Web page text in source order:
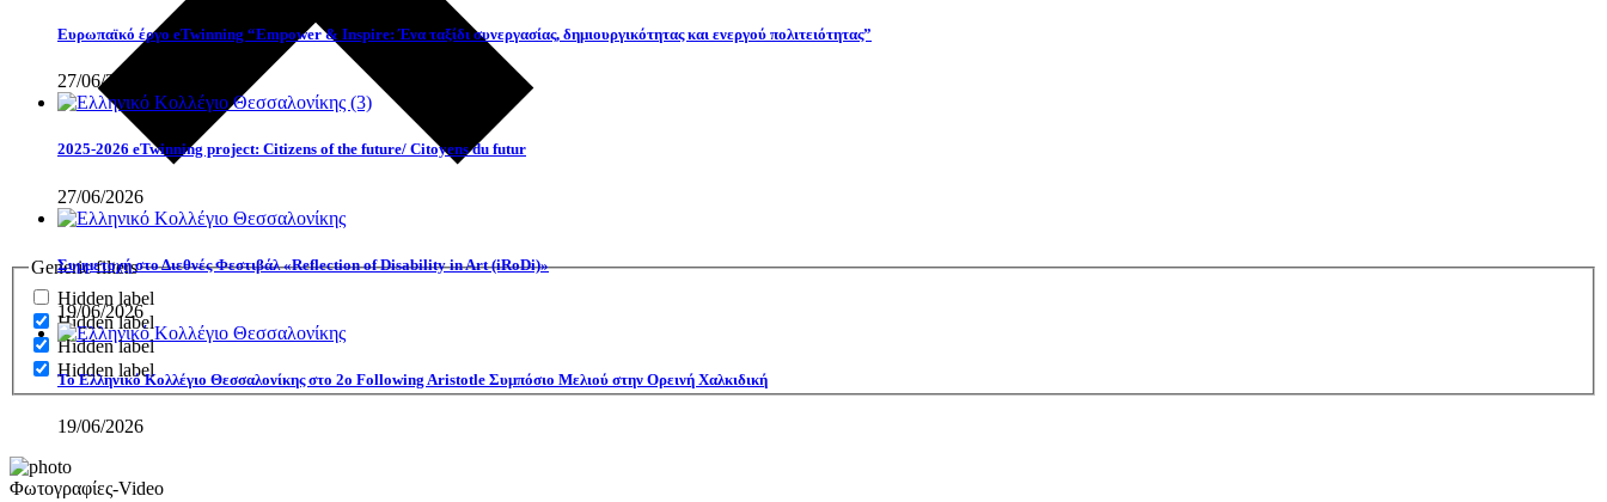
Generic filters
Hidden label
Hidden label
Hidden label
Hidden label
Eυρωπαϊκό έργο eTwinning “Empower & Inspire: Ένα ταξίδι συνεργασίας, δημιουργικότητας και ενεργού πολιτειότητας”
27/06/2026
2025-2026 eTwinning project: Citizens of the future/ Citoyens du futur
27/06/2026
Συμμετοχή στο Διεθνές Φεστιβάλ «Reflection of Disability in Art (iRoDi)»
19/06/2026
Το Ελληνικό Κολλέγιο Θεσσαλονίκης στο 2ο Following Aristotle Συμπόσιο Μελιού στην Ορεινή Χαλκιδική
19/06/2026
Φωτογραφίες-Video